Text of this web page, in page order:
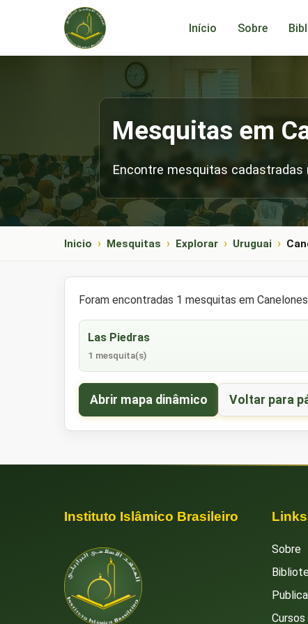
Início Sobre
Mesquitas em
Encontre mesquitas cadastradas
Inicio Mesquitas Explorar Uruguai
Foram encontradas 1 mesquitas em
Las Piedras
1 mesquita(s)
Abrir mapa dinâmico Voltar para
Instituto Islâmico Brasileiro
Sobre
Cursos